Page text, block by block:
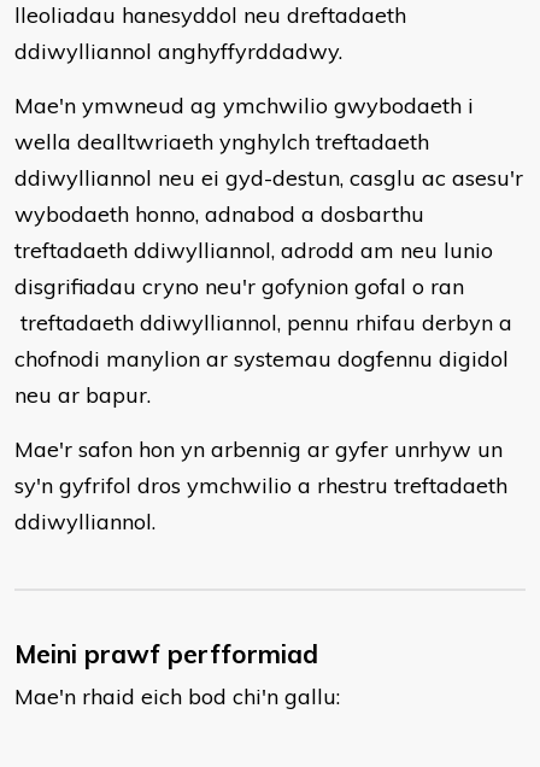
lleoliadau hanesyddol neu dreftadaeth
ddiwylliannol anghyffyrddadwy.
Mae'n ymwneud ag ymchwilio gwybodaeth i
wella dealltwriaeth ynghylch treftadaeth
ddiwylliannol neu ei gyd-destun, casglu ac asesu'r
wybodaeth honno, adnabod a dosbarthu
treftadaeth ddiwylliannol, adrodd am neu lunio
disgrifiadau cryno neu'r gofynion gofal o ran
treftadaeth ddiwylliannol, pennu rhifau derbyn a
chofnodi manylion ar systemau dogfennu digidol
neu ar bapur.
Mae'r safon hon yn arbennig ar gyfer unrhyw un
sy'n gyfrifol dros ymchwilio a rhestru treftadaeth
ddiwylliannol.
Meini prawf perfformiad
Mae'n rhaid eich bod chi'n gallu: